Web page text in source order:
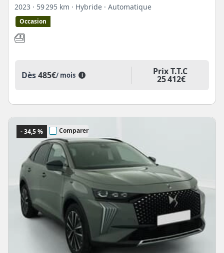
2023 · 59 295 km · Hybride · Automatique
Occasion
Dès485€/ mois i Prix T.T.C
25 412€
- 34,5 % Comparer